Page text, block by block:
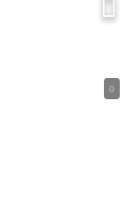
0